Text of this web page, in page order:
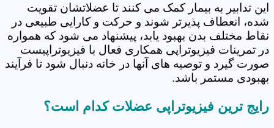
این تدابیر به بیمار کمک می کنند تا عضلاتشان تقویت
شده، انعطاف پذیرتر شوند و حرکت و کارایی طبیعی در
نقاط مختلف بدن بهبود یابد، پیشنهاد می شود که همواره
در تمرینات فیزیوتراپی همکاری فعال با فیزیوتراپیست
صورت گیرد و توصیه های آنها در خانه دنبال شود تا فرآیند
بهبودی مستمر باشد.
رایج ترین فیزیوتراپی عضلات کدام است؟